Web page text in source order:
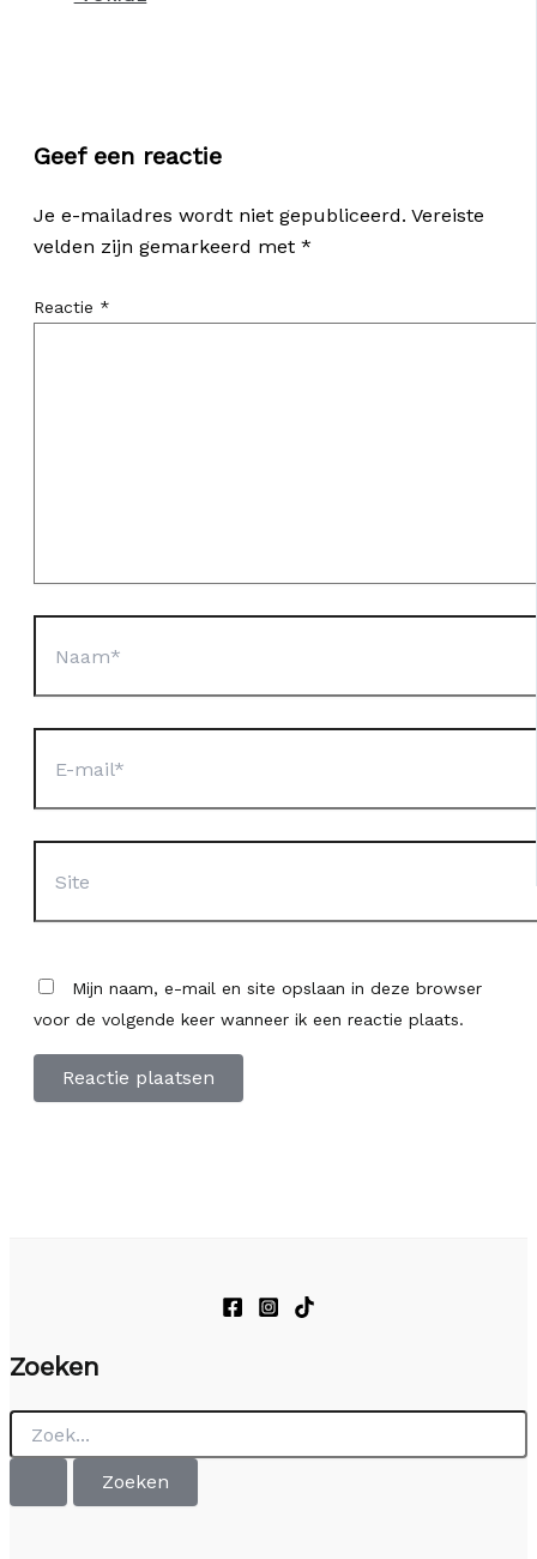
Geef een reactie
Je e-mailadres wordt niet gepubliceerd. Vereiste
velden zijn gemarkeerd met *
Reactie *
mail*
Mijn naam, e-mail en site opslaan in deze browser
voor de volgende keer wanneer ik een reactie plaats.
Zoeken
Zoek
naar: